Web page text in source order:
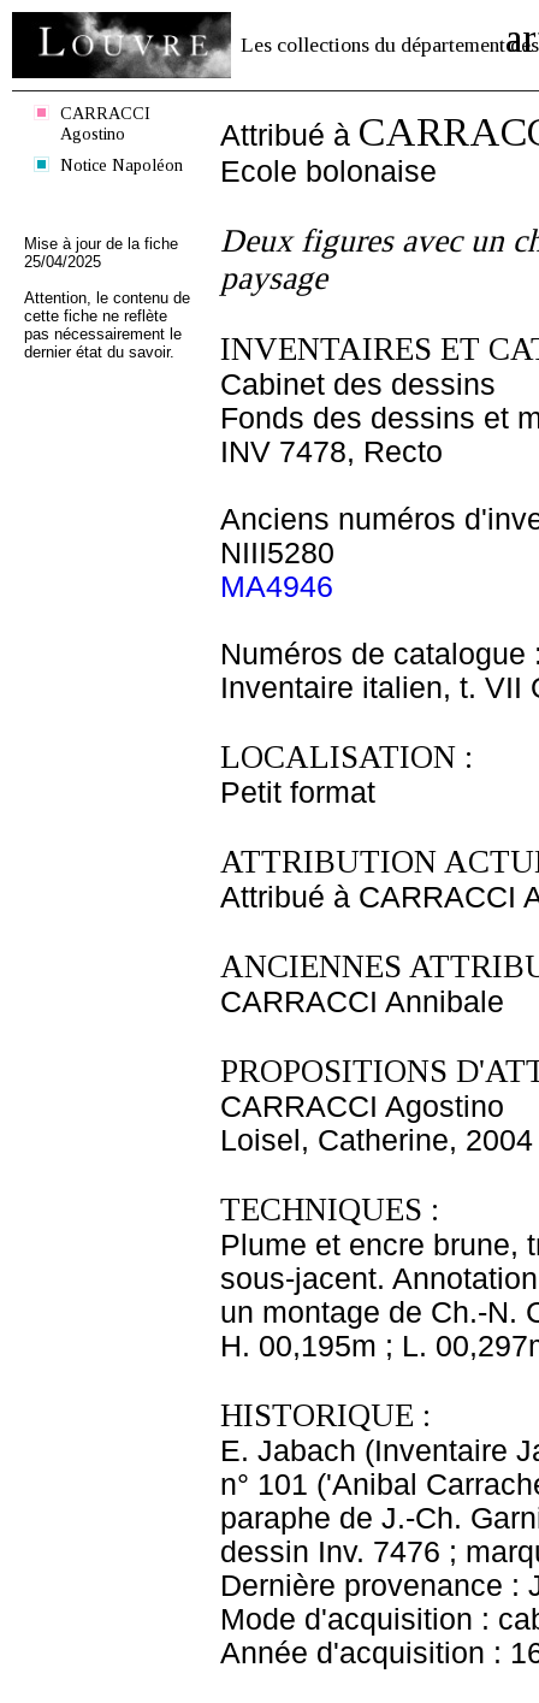
Les collections du département des
CARRACCI
Agostino
Notice Napoléon
Mise à jour de la fiche
25/04/2025
Attention, le contenu de
cette fiche ne reflète
pas nécessairement le
dernier état du savoir.
Attribué à
Ecole bolonaise
Deux figures avec un
paysage
INVENTAIRES ET
Cabinet des dessins
Fonds des dessins et
INV 7478, Recto
Anciens numéros
NIII5280
MA4946
Numéros de catalogue
Inventaire italien, t. VII
LOCALISATION :
Petit format
ATTRIBUTION
Attribué à CARRACCI
ANCIENNES
CARRACCI Annibale
PROPOSITIONS
CARRACCI Agostino
Loisel, Catherine, 2004
TECHNIQUES :
Plume et encre brune,
sous-jacent.
un montage de Ch.-N.
H. 00,195m ; L.
HISTORIQUE :
E. Jabach (Inventaire
n° 101 ('Anibal
paraphe de J.-Ch.
dessin Inv. 7476 ;
Dernière provenance :
Mode d'acquisition :
Année d'acquisition :